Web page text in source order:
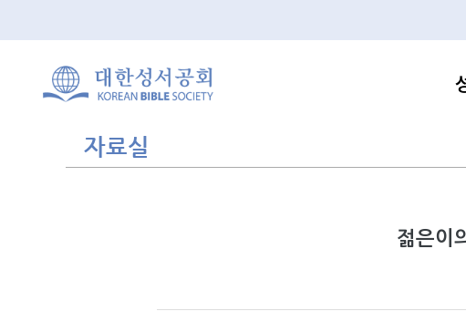
자료실
젊은이